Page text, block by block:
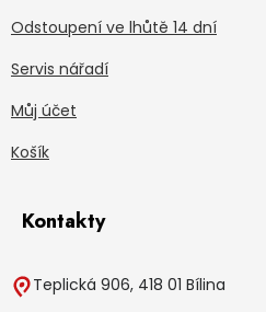
Odstoupení ve lhůtě 14 dní
Servis nářadí
Můj účet
Košík
Kontakty
Teplická 906, 418 01 Bílina